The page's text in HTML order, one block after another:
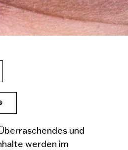
und
werden im